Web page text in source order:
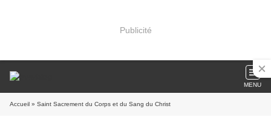
Publicité
MENU
Accueil » Saint Sacrement du Corps et du Sang du Christ